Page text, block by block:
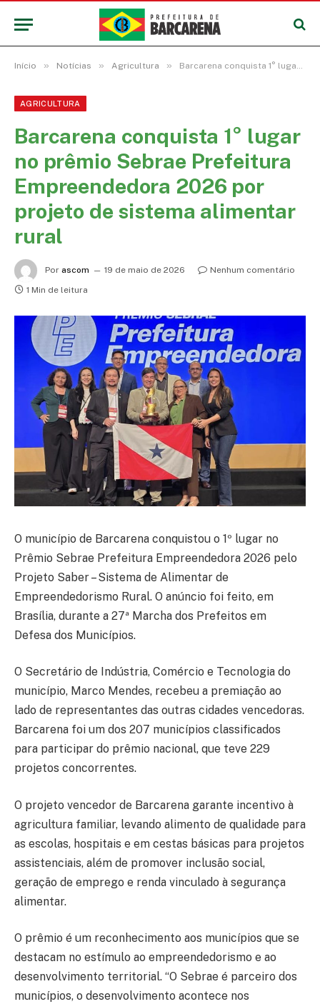
Início » Notícias » Agricultura » Barcarena conquista 1° lugar no prêmio Sebrae Prefeitura Empreendedora 2026 por projeto de sistema alimentar rural
AGRICULTURA
Barcarena conquista 1° lugar
no prêmio Sebrae Prefeitura
Empreendedora 2026 por
projeto de sistema alimentar
rural
Por ascom 19 de maio de 2026
Nenhum comentário
1 Min de leitura
O município de Barcarena conquistou o 1º lugar no
Prêmio Sebrae Prefeitura Empreendedora 2026 pelo
Projeto Saber – Sistema de Alimentar de
Empreendedorismo Rural. O anúncio foi feito, em
Brasília, durante a 27ª Marcha dos Prefeitos em
Defesa dos Municípios.
O Secretário de Indústria, Comércio e Tecnologia do
município, Marco Mendes, recebeu a premiação ao
lado de representantes das outras cidades vencedoras.
Barcarena foi um dos 207 municípios classificados
para participar do prêmio nacional, que teve 229
projetos concorrentes.
O projeto vencedor de Barcarena garante incentivo à
agricultura familiar, levando alimento de qualidade para
as escolas, hospitais e em cestas básicas para projetos
assistenciais, além de promover inclusão social,
geração de emprego e renda vinculado à segurança
alimentar.
O prêmio é um reconhecimento aos municípios que se
destacam no estímulo ao empreendedorismo e ao
desenvolvimento territorial. “O Sebrae é parceiro dos
municípios, o desenvolvimento acontece nos